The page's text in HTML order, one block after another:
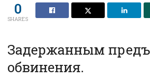
0
SHARES
Задержанным
обвинения.